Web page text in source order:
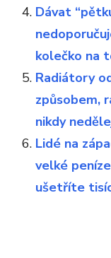
Dávat
kolečko na
Radiátory
způsobem,
nikdy
Lidé na
velké
ušetříte